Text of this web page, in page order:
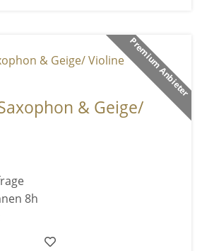
Premium Anbieter
& Geige/
8h